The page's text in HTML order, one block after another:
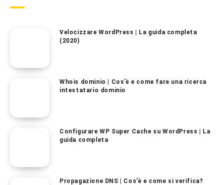
Velocizzare WordPress | La guida completa
(2020)
Whois dominio | Cos’è e come fare una ricerca
intestatario dominio
Configurare WP Super Cache su WordPress | La
guida completa
Propagazione DNS | Cos’è e come si verifica?